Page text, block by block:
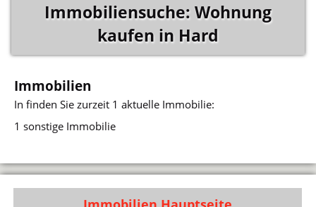
Immobiliensuche: Wohnung
kaufen in Hard
Immobilien
Infinden Sie zurzeit 1 aktuelle Immobilie:
1 sonstige Immobilie